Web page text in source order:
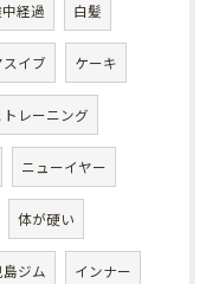
経過 白髪
イブ ケーキ
レーニング
ニューイヤー
体が硬い
島ジム インナー